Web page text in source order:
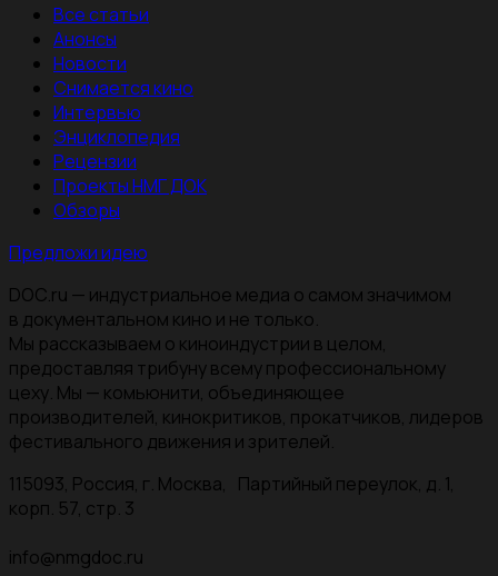
Все статьи
Анонсы
Новости
Снимается кино
Интервью
Энциклопедия
Рецензии
Проекты НМГ ДОК
Обзоры
Предложи идею
DOC.ru — индустриальное медиа о самом значимом
в документальном кино и не только.
Мы рассказываем о киноиндустрии в целом,
предоставляя трибуну всему профессиональному
цеху. Мы — комьюнити, объединяющее
производителей, кинокритиков, прокатчиков, лидеров
фестивального движения и зрителей.
115093, Россия, г. Москва, Партийный переулок, д. 1,
корп. 57, стр. 3
info@nmgdoc.ru